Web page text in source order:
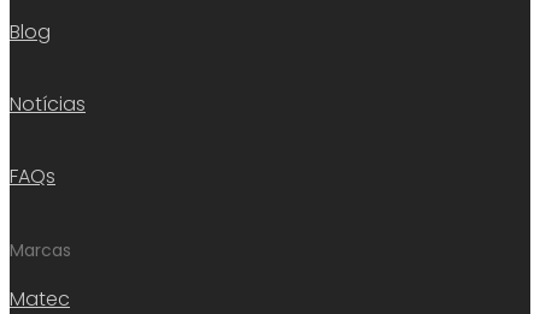
Blog
Notícias
FAQs
Marcas
Matec